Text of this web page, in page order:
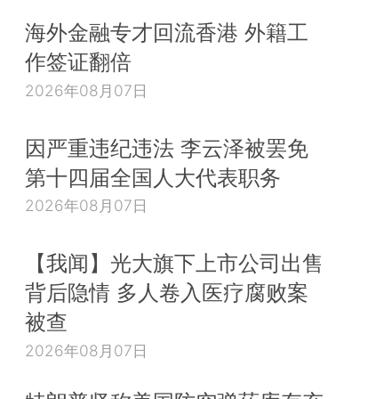
海外金融专才回流香港 外籍工
作签证翻倍
2026年08月07日
因严重违纪违法 李云泽被罢免
第十四届全国人大代表职务
2026年08月07日
【我闻】光大旗下上市公司出售
背后隐情 多人卷入医疗腐败案
被查
2026年08月07日